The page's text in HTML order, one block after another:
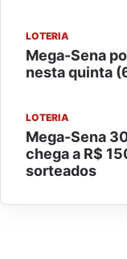
LOTERIA
Mega-Sena
nesta quinta
LOTERIA
Mega-Sena
chega a R$
sorteados